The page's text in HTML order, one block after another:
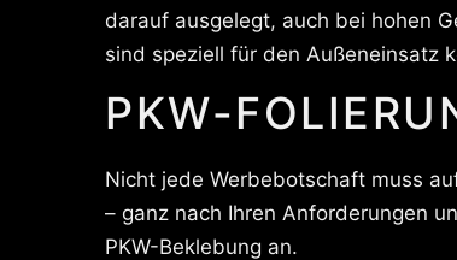
darauf ausgelegt, auch bei hohen
sind speziell für den Außeneinsatz
PKW-
Nicht jede Werbebotschaft muss
– ganz nach Ihren Anforderungen
PKW-Beklebung an.